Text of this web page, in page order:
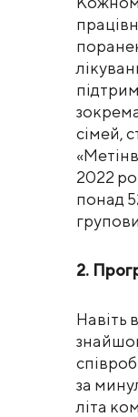
зокрема
сімей,
2022
понад
2.
Навіть
за
літа